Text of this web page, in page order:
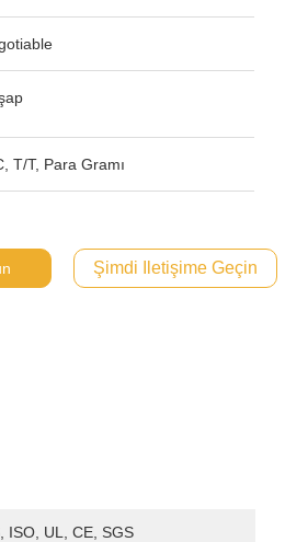
T/T, Para Gramı
Şimdi Iletişime Geçin
ISO, UL, CE, SGS